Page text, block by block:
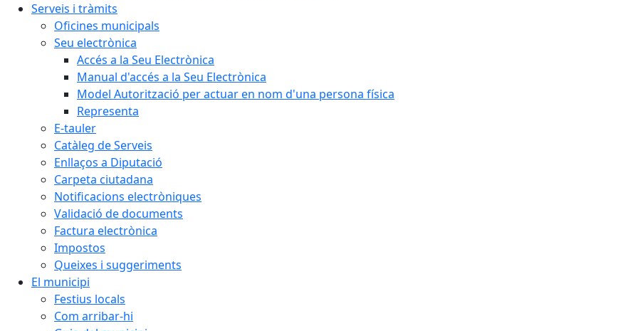
Serveis i tràmits
Oficines municipals
Seu electrònica
Accés a la Seu Electrònica
Manual d'accés a la Seu Electrònica
Model Autorització per actuar en nom d'una persona física
Representa
E-tauler
Catàleg de Serveis
Enllaços a Diputació
Carpeta ciutadana
Notificacions electròniques
Validació de documents
Factura electrònica
Impostos
Queixes i suggeriments
El municipi
Festius locals
Com arribar-hi